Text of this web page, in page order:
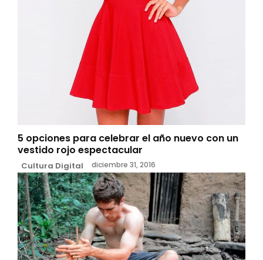
5 opciones para celebrar el año nuevo con un
vestido rojo espectacular
Cultura Digital diciembre 31, 2016